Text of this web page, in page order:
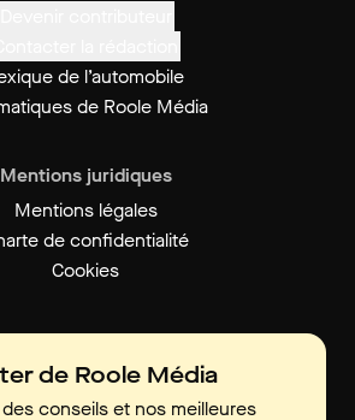
de l’automobile
de Roole Média
Mentions juridiques
Mentions légales
de confidentialité
Cookies
de Roole Média
conseils et nos meilleures